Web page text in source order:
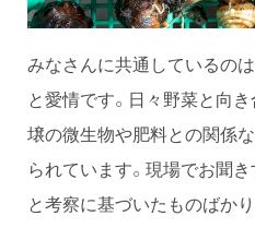
みなさんに共通しているのは
と愛情です。日々野菜と向
壌の微生物や肥料との関係
られています。現場でお聞
と考察に基づいたものばかり